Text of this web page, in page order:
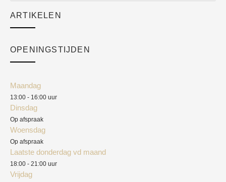
Academy
ARTIKELEN
OPENINGSTIJDEN
Maandag
13:00 - 16:00 uur
Dinsdag
Op afspraak
Woensdag
Op afspraak
Laatste donderdag vd maand
18:00 - 21:00 uur
Vrijdag